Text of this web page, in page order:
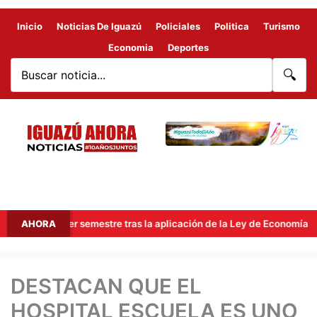
Inicio Noticias De Iguazú Policiales Politica
Turismo
Economia
Deportes
🔍
AHORAsemestre tras la aplicación de la Ley de Economía del
DESTACAN QUE EL
HOSPITAL ESCUELA ES UNO